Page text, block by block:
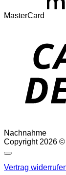
MasterCard
Nachnahme
Copyright 2026 ©
Vertrag